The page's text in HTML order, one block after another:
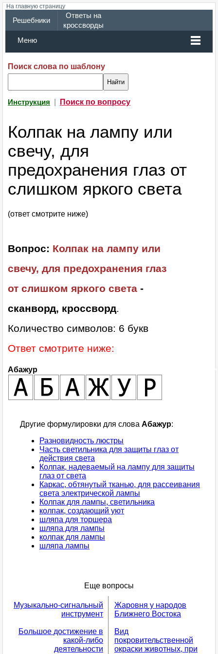
На главную страницу
Решебники
Ответы на
кроссворды
Меню
Поиск слова по шаблону
Инструкция Поиск по вопросу
Колпак на лампу или
свечу, для
предохранения глаз от
слишком яркого света
(ответ смотрите ниже)
Вопрос: Колпак на лампу или
свечу, для предохранения глаз
от слишком яркого света -
сканворд, кроссворд.
Количество символов: 6 букв
Ответ смотрите ниже:
Абажур
Другие формулировки для слова Абажур:
Разновидность люстры
Часть светильника для защиты глаз от
действия света
Колпак, надеваемый на лампу для защиты
глаз от света
Каркас, обтянутый тканью, для рассеивания
света электрической лампы
Колпак для лампы, светильника
колпак, создающий уют
шляпа для торшера
шляпа для лампы
колпак для лампы
шляпа лампы
Еще вопросы
Музыкально-сигнальный
инструмент
Большое достижение в
какой-либо
деятельности
Жаровня у народов
Ближнего Востока
Вид
покровительственной
окраски животных, при